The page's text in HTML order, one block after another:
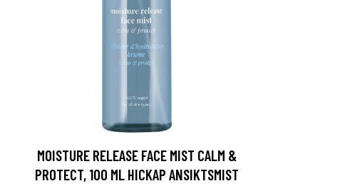
MOISTURE RELEASE FACE MIST CALM &
PROTECT, 100 ML HICKAP ANSIKTSMIST